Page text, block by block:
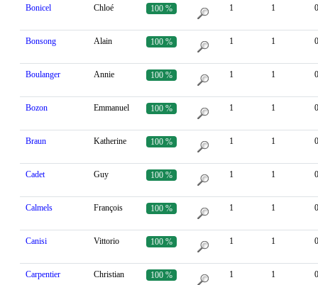
Bonicel Chloé 100 % 1 1 0
Bonsong Alain 100 % 1 1 0
Boulanger Annie 100 % 1 1 0
Bozon Emmanuel 100 % 1 1 0
Braun Katherine 100 % 1 1 0
Cadet Guy 100 % 1 1 0
Calmels François 100 % 1 1 0
Canisi Vittorio 100 % 1 1 0
Carpentier Christian 100 % 1 1 0